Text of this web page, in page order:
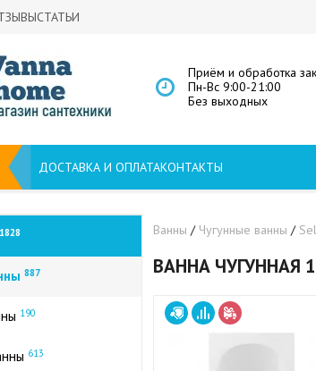
СТАТЬИ
Приём и обработка
Пн-Вс 9:00-21:00
Без выходных
ДОСТАВКА И ОПЛАТАКОНТАКТЫ
1828
887
190
613
Ванны / Чугунные ванны /
ВАННА ЧУГУННАЯ